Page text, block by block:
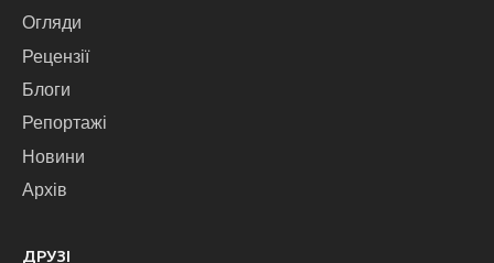
Огляди
Рецензії
Блоги
Репортажі
Новини
Архів
ДРУЗІ